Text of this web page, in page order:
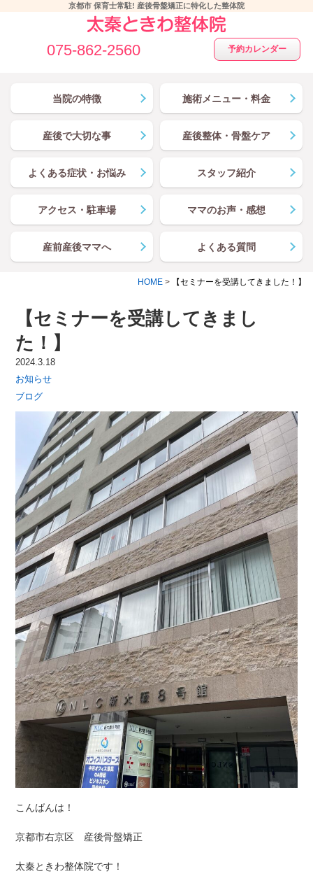
京都市 保育士常駐! 産後骨盤矯正に特化した整体院
075-862-2560 予約カレンダー
当院の特徴 施術メニュー・料金
産後で大切な事 産後整体・骨盤ケア
よくある症状・お悩み スタッフ紹介
アクセス・駐車場 ママのお声・感想
産前産後ママへ よくある質問
HOME > 【セミナーを受講してきました！】
【セミナーを受講してきまし
た！】
2024.3.18
お知らせ
ブログ
こんばんは！
京都市右京区 産後骨盤矯正
太秦ときわ整体院です！